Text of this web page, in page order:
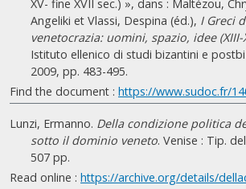
XV- fine XVII sec.) », dans : Maltézou,
Angeliki et Vlassi, Despina (éd.), I Greci
venetocrazia: uomini, spazio, idee (XIII-
Istituto ellenico di studi bizantini e
2009, pp. 483-495.
Find the document : https://www.sudoc.fr/
Lunzi, Ermanno. Della condizione politica
sotto il dominio veneto. Venise : Tip.
507 pp.
Read online : https://archive.org/details/